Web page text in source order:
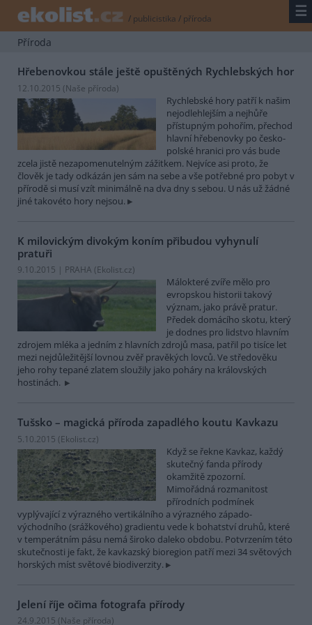
/ publicistika / příroda ☰
Příroda
Hřebenovkou stále ještě opuštěných Rychlebských hor
12.10.2015 (Naše příroda)
Rychlebské hory patří k našim
nejodlehlejším a nejhůře
přístupným pohořím, přechod
hlavní hřebenovky po česko-
polské hranici pro vás bude
zcela jistě nezapomenutelným zážitkem. Nejvíce asi proto, že
člověk je tady odkázán jen sám na sebe a vše potřebné pro pobyt v
přírodě si musí vzít minimálně na dva dny s sebou. U nás už žádné
jiné takovéto hory nejsou.
K milovickým divokým koním přibudou vyhynulí
pratuři
9.10.2015 | PRAHA (Ekolist.cz)
Málokteré zvíře mělo pro
evropskou historii takový
význam, jako právě pratur.
Předek domácího skotu, který
je dodnes pro lidstvo hlavním
zdrojem mléka a jedním z hlavních zdrojů masa, patřil po tisíce let
mezi nejdůležitější lovnou zvěř pravěkých lovců. Ve středověku
jeho rohy tepané zlatem sloužily jako poháry na královských
hostinách.
Tušsko – magická příroda zapadlého koutu Kavkazu
5.10.2015 (Ekolist.cz)
Když se řekne Kavkaz, každý
skutečný fanda přírody
okamžitě zpozorní.
Mimořádná rozmanitost
přírodních podmínek
vyplývající z výrazného vertikálního a výrazného západo-
východního (srážkového) gradientu vede k bohatství druhů, které
v temperátním pásu nemá široko daleko obdobu. Potvrzením této
skutečnosti je fakt, že kavkazský bioregion patří mezi 34 světových
horských míst světové biodiverzity.
Jelení říje očima fotografa přírody
24.9.2015 (Naše příroda)